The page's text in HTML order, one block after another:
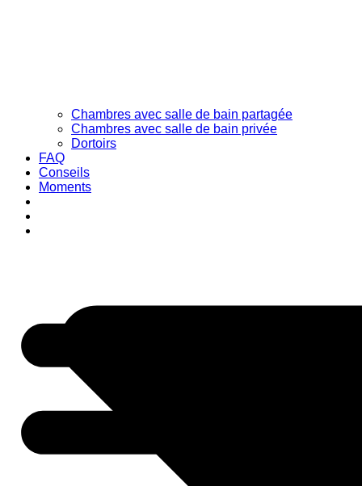
Chambres avec salle de bain partagée
Chambres avec salle de bain privée
Dortoirs
FAQ
Conseils
Moments